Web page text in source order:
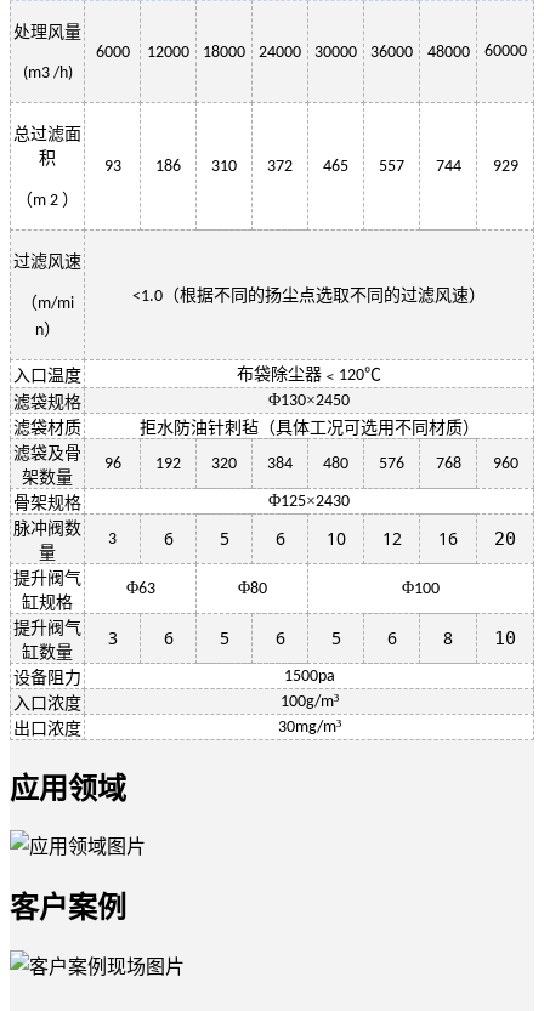
处理风量
(m3 /h)
6000 12000 18000 24000 30000 36000 48000 60000
总过滤面
积
（m 2 ）
93 186 310 372 465 557 744 929
过滤风速
（m/mi
n）
<1.0 （根据不同的扬尘点选取不同的过滤风速）
入口温度 布袋除尘器﹤ 120℃
滤袋规格
Φ130×2450
滤袋材质
拒水防油针刺毡（具体工况可选用不同材质）
滤袋及骨
架数量
96 192 320 384 480 576 768 960
骨架规格 Φ125×2430
脉冲阀数
量
3 6 5 6 10 12 16 20
提升阀气
缸规格
Φ63 Φ80 Φ100
提升阀气
缸数量
3 6 5 6 5 6 8 10
设备阻力
1500pa
入口浓度
100g/m³
出口浓度
30mg/m³
应用领域
客户案例